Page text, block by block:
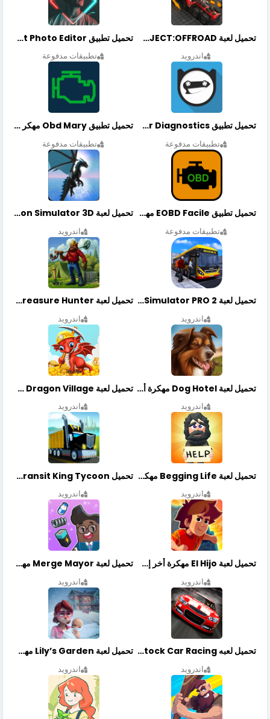
تحميل لعبة PROJECT:OFFROAD مهكرة أخر إصدار
اندرويد
تحميل تطبيق NeonArt Photo Editor مهكر أخر إصدار
تطبيقات مدفوعة
تحميل تطبيق OBDeleven Car Diagnostics مهكر أخر إصدار
تطبيقات مدفوعة
تحميل تطبيق Obd Mary مهكر أخر إصدار
تطبيقات مدفوعة
تحميل تطبيق EOBD Facile مهكر أخر إصدار
تطبيقات مدفوعة
تحميل لعبة Dragon Simulator 3D مهكرة أخر إصدار
اندرويد
تحميل لعبة Bus Simulator PRO 2 مهكرة أخر إصدار
اندرويد
تحميل لعبة Treasure Hunter مهكرة أخر إصدار
اندرويد
تحميل لعبة Dog Hotel مهكرة أخر إصدار
اندرويد
تحميل لعبة Dragon Village مهكرة أخر إصدار
اندرويد
تحميل لعبة Begging Life مهكرة أخر إصدار
اندرويد
تحميل Transit King Tycoon مهكرة أخر إصدار
اندرويد
تحميل لعبة El Hijo مهكرة أخر إصدار
اندرويد
تحميل لعبة Merge Mayor مهكرة أخر إصدار
اندرويد
تحميل لعبه Stock Car Racing مهكرة أخر إصدار
اندرويد
تحميل لعبة Lily’s Garden مهكرة أخر إصدار
اندرويد